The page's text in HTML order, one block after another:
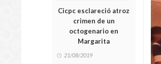
Cicpc esclareció atroz
crimen de un
octogenario en
Margarita
21/08/2019